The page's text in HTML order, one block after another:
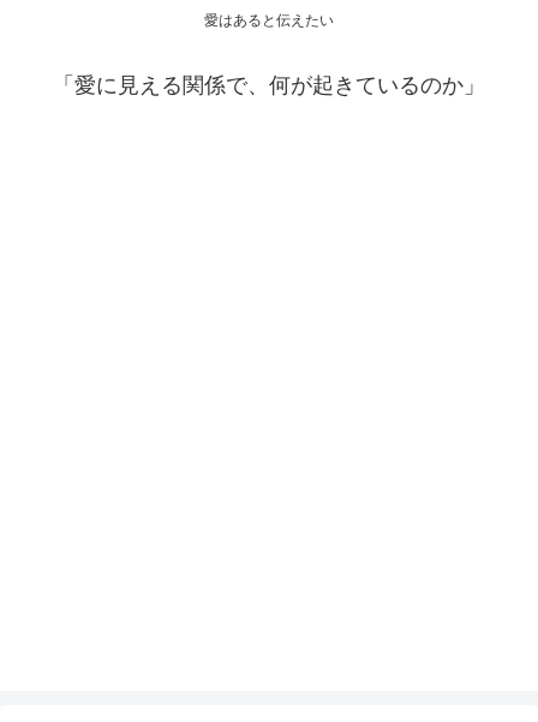
愛はあると伝えたい
「愛に見える関係で、何が起きているのか」